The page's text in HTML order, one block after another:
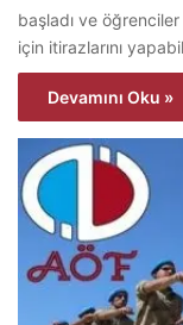
başladı ve
için itirazlarını
Devamını Oku »